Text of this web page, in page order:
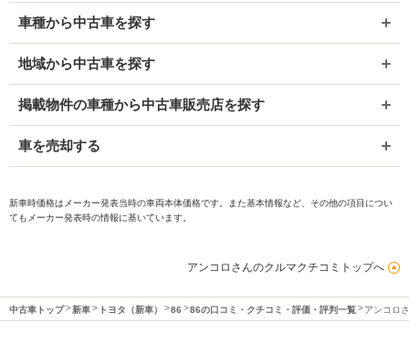
車種から中古車を探す
地域から中古車を探す
掲載物件の車種から中古車販売店を探す
車を売却する
新車時価格はメーカー発表当時の車両本体価格です。また基本情報など、その他の項目につい
てもメーカー発表時の情報に基いています。
アンコロさんのクルマクチコミトップへ
中古車トップ 新車 トヨタ（新車） 86 86の口コミ・クチコミ・評価・評判一覧 アンコロ